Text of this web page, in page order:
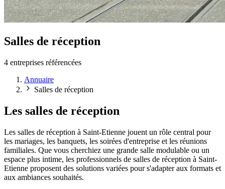
Salles de réception
4 entreprises référencées
Annuaire
Salles de réception
Les salles de réception
Les salles de réception à Saint-Etienne jouent un rôle central pour
les mariages, les banquets, les soirées d'entreprise et les réunions
familiales. Que vous cherchiez une grande salle modulable ou un
espace plus intime, les professionnels de salles de réception à Saint-
Etienne proposent des solutions variées pour s'adapter aux formats et
aux ambiances souhaités.